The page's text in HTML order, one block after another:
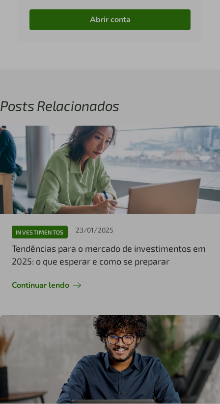
Abrir conta
Posts Relacionados
INVESTIMENTOS 23/01/2025
Tendências para o mercado de investimentos em
2025: o que esperar e como se preparar
Continuar lendo